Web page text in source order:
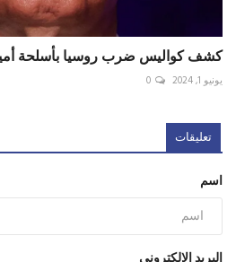
كشف كواليس ضرب روسيا بأسلحة
يونيو 1, 2024 0
تعليقات
اسم